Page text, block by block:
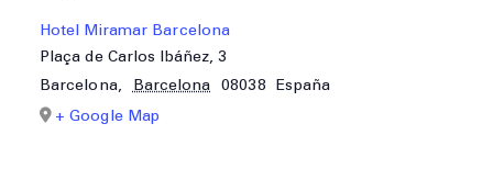
Hotel Miramar Barcelona
Plaça de Carlos Ibáñez, 3
Barcelona, Barcelona 08038
España
+ Google Map